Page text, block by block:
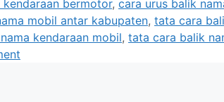
bermotor, cara urus balik
mobil antar kabupaten, tata cara
kendaraan mobil, tata cara balik